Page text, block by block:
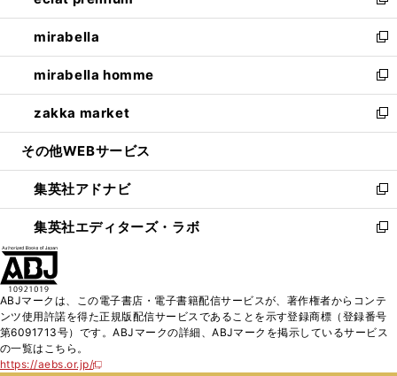
開
く
ウ
で
開
く
ン
ド
ウ
で
開
く
ウ
ィ
ン
ド
ウ
で
開
し
い
ウ
ィ
ン
ド
ウ
開
く
mirabella
新
し
い
ウ
ィ
ン
ウ
で
開
く
mirabella homme
新
し
い
ウ
ン
ド
ウ
で
zakka market
新
し
ウ
ィ
ン
ド
く
その他WEBサービス
集英社アドナビ
新
し
い
ド
ウ
で
集英社エディターズ・ラボ
新
ィ
ン
ド
ABJマークは、この電子書店・電子書籍配信サービスが、著作権者からコンテ
ンツ使用許諾を得た正規版配信サービスであることを示す登録商標（登録番号
第6091713号）です。ABJマークの詳細、ABJマークを掲示しているサービス
の一覧はこちら。
https://aebs.or.jp/
新